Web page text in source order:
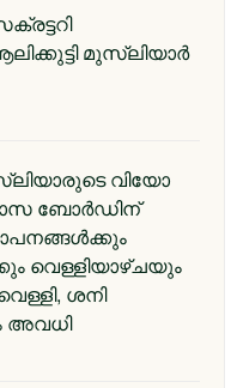
മുസ്‌ലിയാര്‍
വിയോ​
ബോര്‍ഡിന്
വെള്ളിയാഴ്ചയും
ശനി
അവധി